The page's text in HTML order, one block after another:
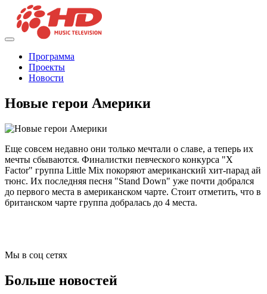
Программа
Проекты
Новости
Новые герои Америки
Еще совсем недавно они только мечтали о славе, а теперь их
мечты сбываются. Финалистки певческого конкурса "X
Factor" группа Little Mix покоряют американский хит-парад ай
тюнс. Их последняя песня "Stand Down" уже почти добрался
до первого места в американском чарте. Стоит отметить, что в
британском чарте группа добралась до 4 места.
Мы в соц сетях
Больше новостей